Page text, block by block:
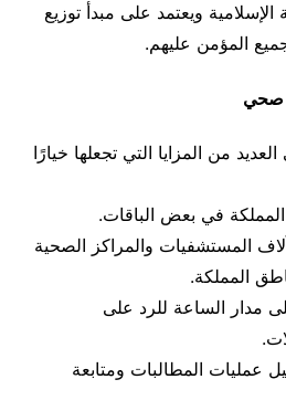
الإسلامية ويعتمد على مبدأ توزيع
المؤمن عليهم.
صحي
من المزايا التي تجعلها خيارًا
في بعض الباقات.
المستشفيات والمراكز الصحية
المملكة.
مدار الساعة للرد على
عمليات المطالبات ومتابعة